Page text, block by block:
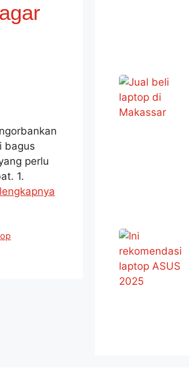
bagus
perlu
1.